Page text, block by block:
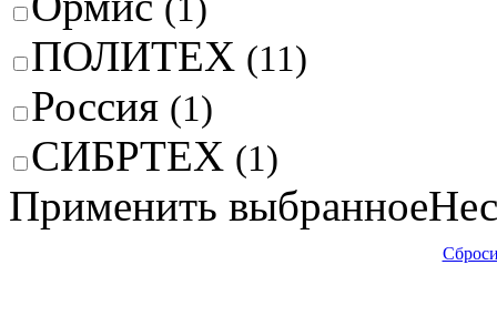
(1)
ПОЛИТЕХ (11)
Россия (1)
СИБРТЕХ (1)
Применить выбранное